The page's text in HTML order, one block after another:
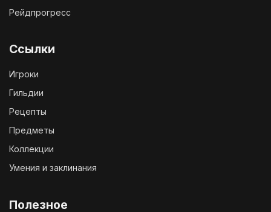
Рейдпрогресс
Ссылки
Игроки
Гильдии
Рецепты
Предметы
Коллекции
Умения и заклинания
Полезное